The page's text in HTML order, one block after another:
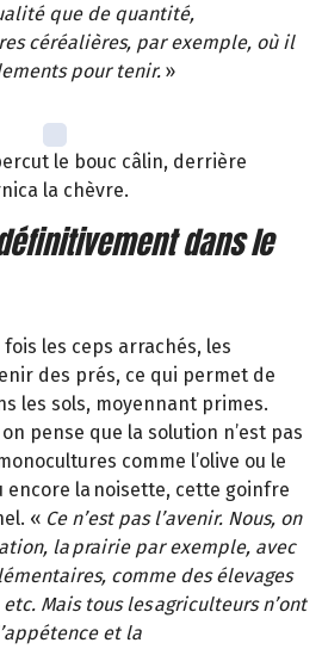
que de quantité,
céréalières, par exemple, où il
pour tenir. »
le bouc câlin, derrière
la chèvre.
dans le
fois les ceps arrachés, les
des prés, ce qui permet de
les sols, moyennant primes.
pense que la solution n’est pas
comme l’olive ou le
encore la noisette, cette goinfre
« Ce n’est pas l’avenir. Nous, on
laprairie par exemple, avec
comme des élevages
Mais tous lesagriculteurs n’ont
et la